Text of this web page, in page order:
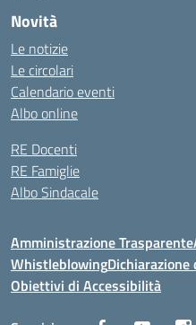
Novità
Le notizie
Le circolari
Calendario eventi
Albo online
RE Docenti
RE Famiglie
Albo Sindacale
Amministrazione Trasparente
Whistleblowing
Obiettivi di Accessibilità